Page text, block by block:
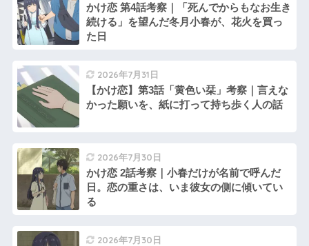
かけ恋 第4話考察｜「死んでからもなお生き
続ける」を望んだ冬月小春が、花火を買っ
た日
2026年7月31日
【かけ恋】第3話「黄色い栞」考察｜言えな
かった願いを、紙に打って持ち歩く人の話
2026年7月30日
かけ恋 2話考察｜小春だけが名前で呼んだ
日。恋の重さは、いま彼女の側に傾いてい
る
2026年7月30日